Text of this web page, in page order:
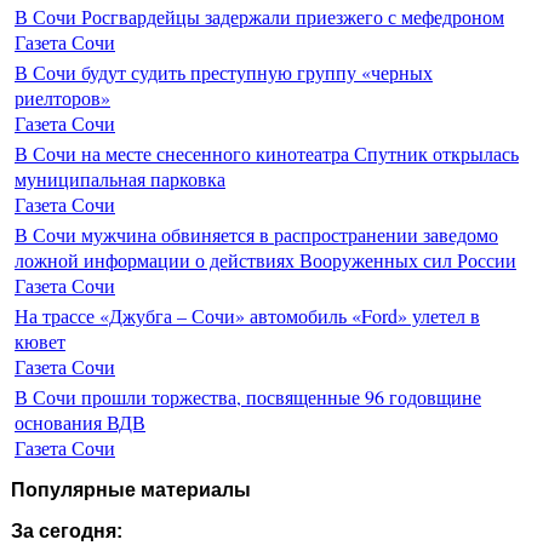
В Сочи Росгвардейцы задержали приезжего с мефедроном
Газета Сочи
В Сочи будут судить преступную группу «черных
риелторов»
Газета Сочи
В Сочи на месте снесенного кинотеатра Спутник открылась
муниципальная парковка
Газета Сочи
В Сочи мужчина обвиняется в распространении заведомо
ложной информации о действиях Вооруженных сил России
Газета Сочи
На трассе «Джубга – Сочи» автомобиль «Ford» улетел в
кювет
Газета Сочи
В Сочи прошли торжества, посвященные 96 годовщине
основания ВДВ
Газета Сочи
Популярные материалы
За сегодня: